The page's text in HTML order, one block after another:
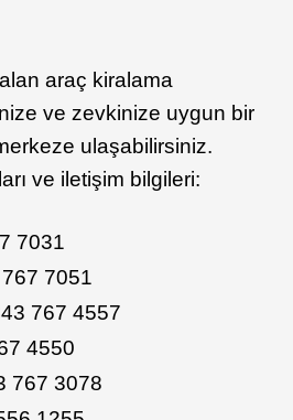
araç kiralama
ve zevkinize uygun bir
ulaşabilirsiniz.
ve iletişim bilgileri:
7031
7051
767 4557
4550
767 3078